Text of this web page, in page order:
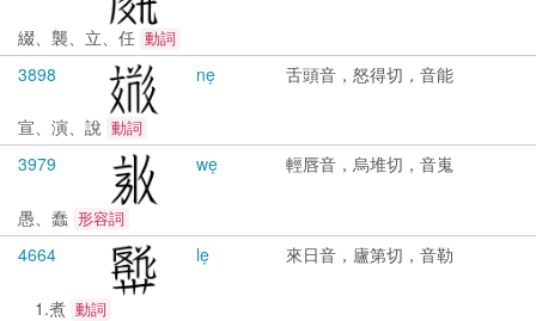
綴、襲、立、任 動詞
3898 nẹ 舌頭音，怒得切，音能
宣、演、說 動詞
3979 wẹ 輕唇音，烏堆切，音嵬
愚、蠢 形容詞
4664 lẹ 來日音，廬第切，音勒
1.煮 動詞